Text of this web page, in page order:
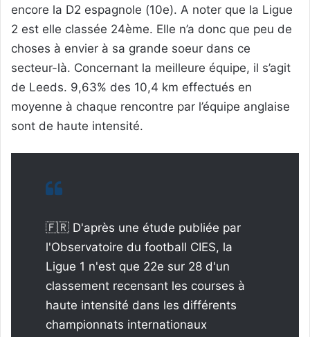
encore la D2 espagnole (10e). A noter que la Ligue
2 est elle classée 24ème. Elle n’a donc que peu de
choses à envier à sa grande soeur dans ce
secteur-là. Concernant la meilleure équipe, il s’agit
de Leeds. 9,63% des 10,4 km effectués en
moyenne à chaque rencontre par l’équipe anglaise
sont de haute intensité.
🇫🇷 D'après une étude publiée par
l'Observatoire du football CIES, la
Ligue 1 n'est que 22e sur 28 d'un
classement recensant les courses à
haute intensité dans les différents
championnats internationaux